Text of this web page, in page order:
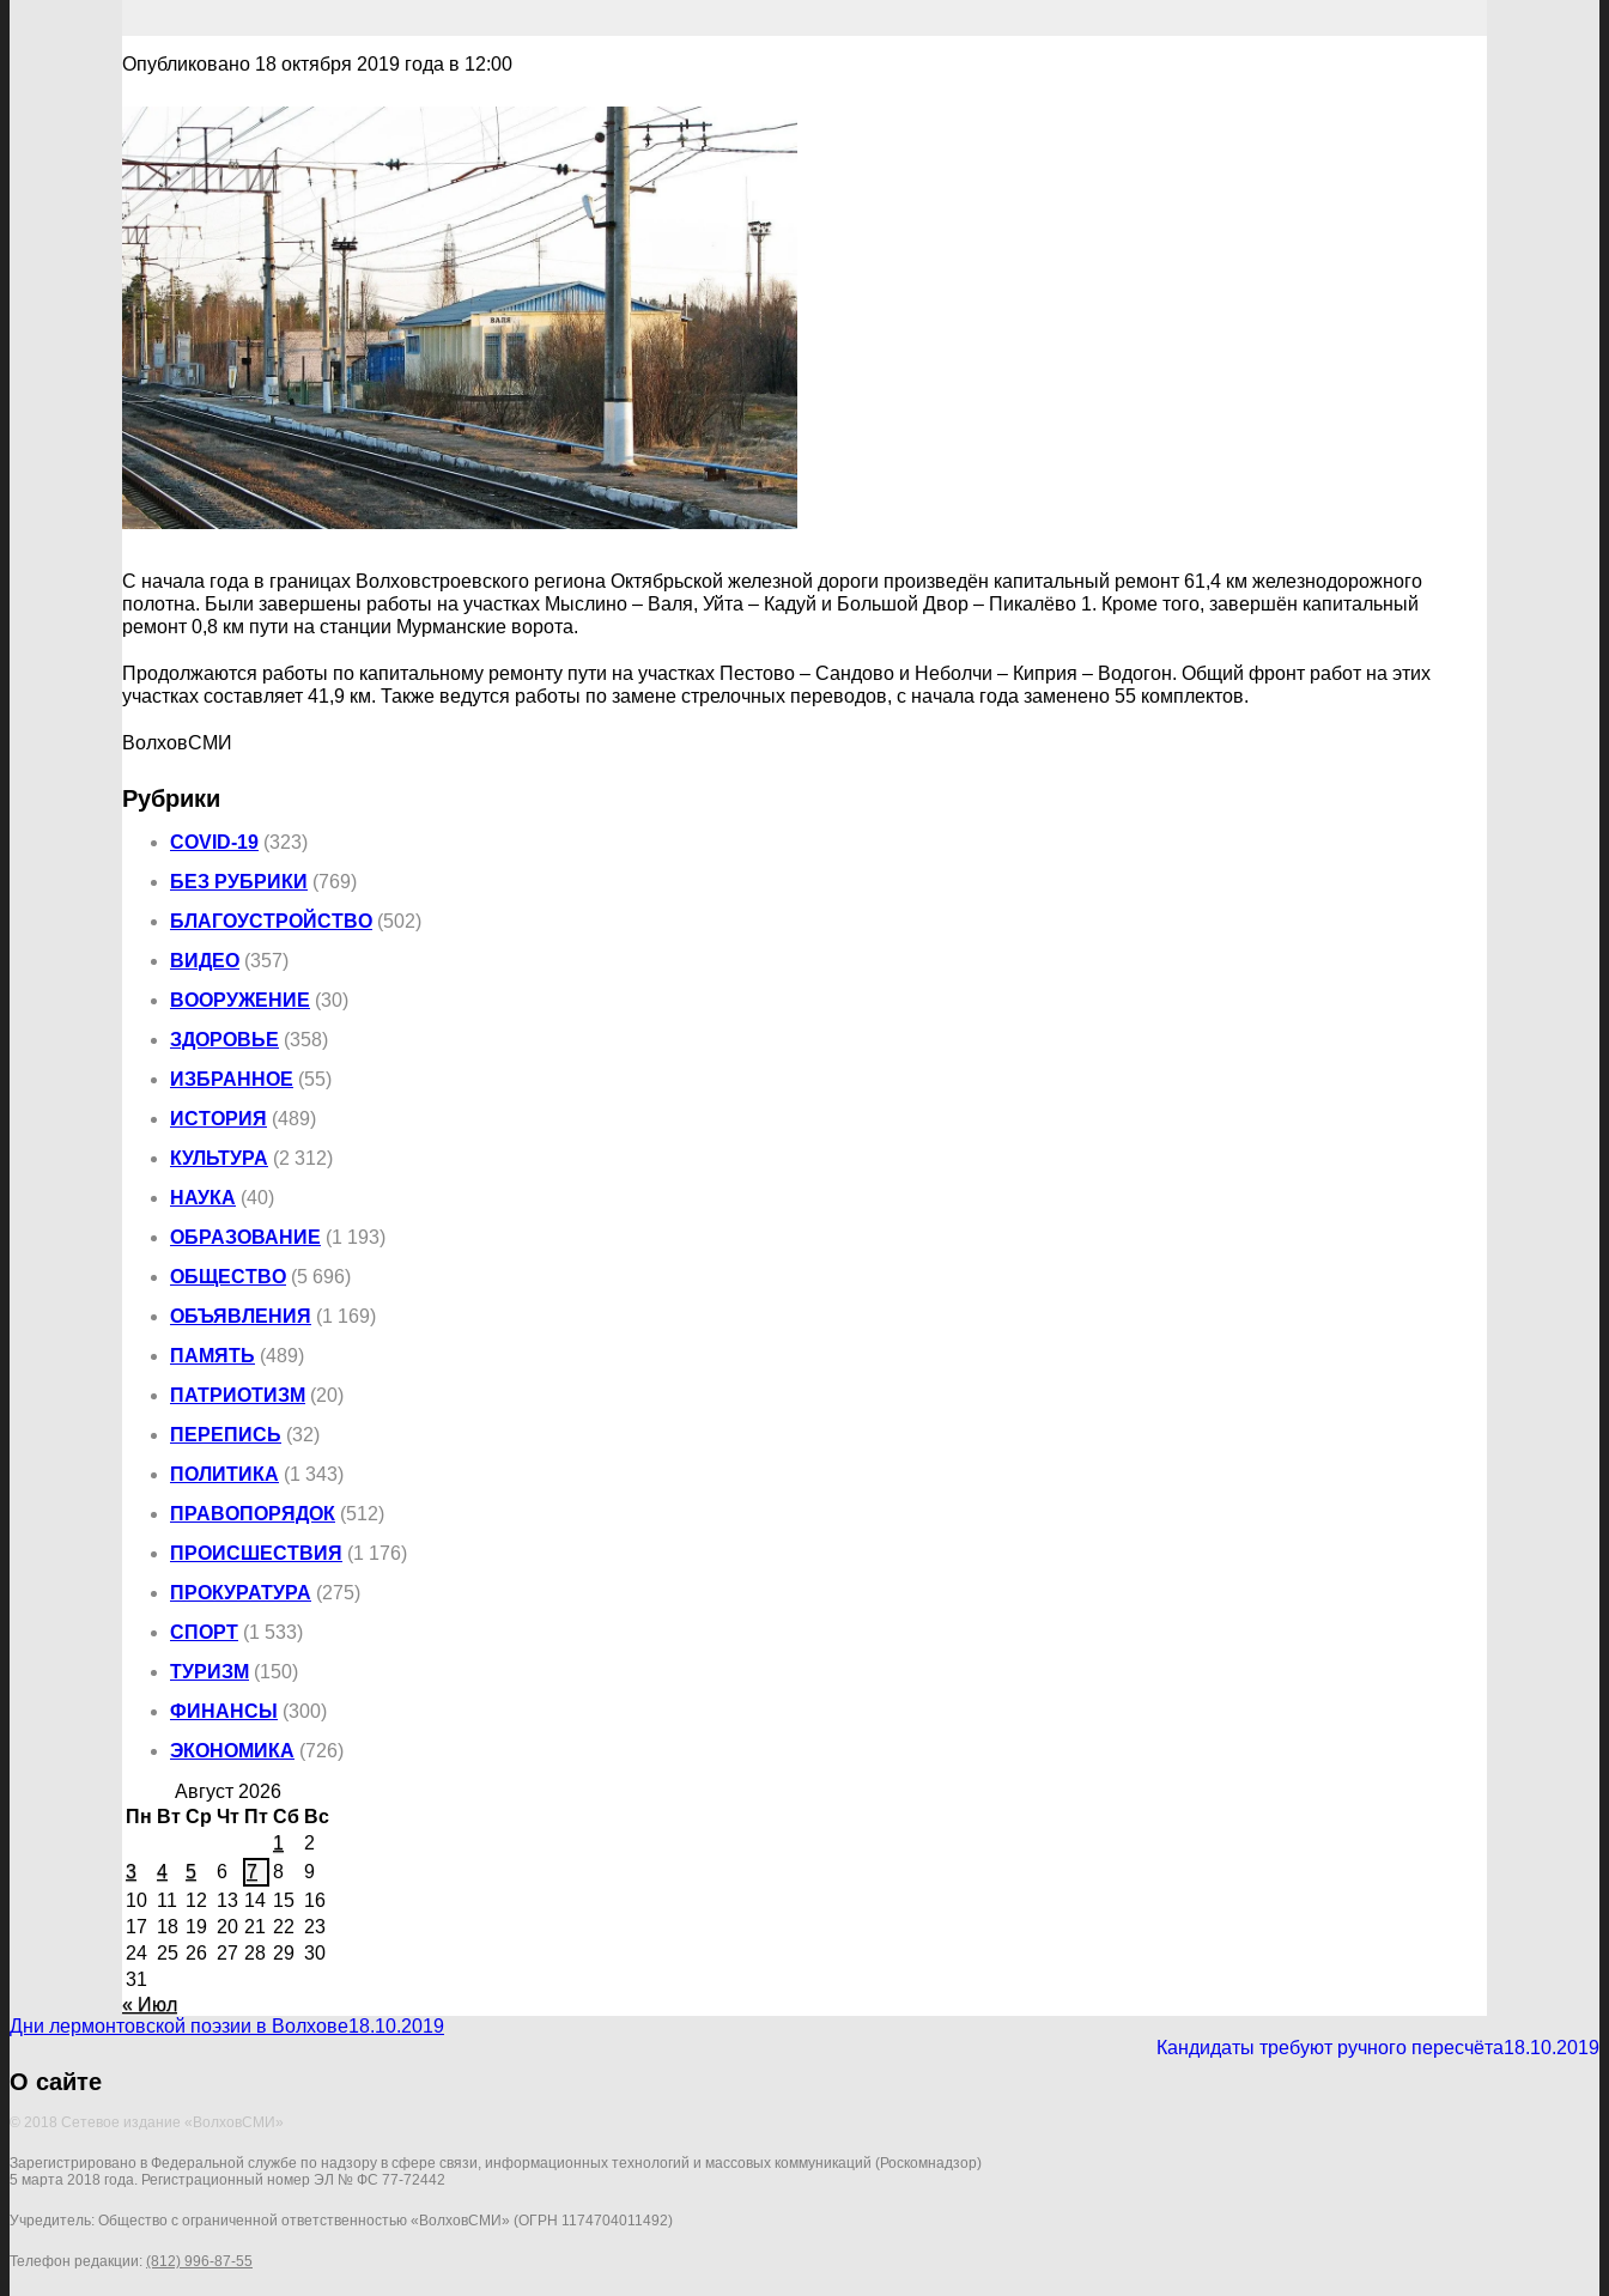
Опубликовано 18 октября 2019 года в 12:00
С начала года в границах Волховстроевского региона Октябрьской железной дороги произведён капитальный ремонт 61,4 км железнодорожного
полотна. Были завершены работы на участках Мыслино – Валя, Уйта – Кадуй и Большой Двор – Пикалёво 1. Кроме того, завершён капитальный
ремонт 0,8 км пути на станции Мурманские ворота.
Продолжаются работы по капитальному ремонту пути на участках Пестово – Сандово и Неболчи – Киприя – Водогон. Общий фронт работ на этих
участках составляет 41,9 км. Также ведутся работы по замене стрелочных переводов, с начала года заменено 55 комплектов.
ВолховСМИ
Рубрики
COVID-19 (323)
БЕЗ РУБРИКИ (769)
БЛАГОУСТРОЙСТВО (502)
ВИДЕО (357)
ВООРУЖЕНИЕ (30)
ЗДОРОВЬЕ (358)
ИЗБРАННОЕ (55)
ИСТОРИЯ (489)
КУЛЬТУРА (2 312)
НАУКА (40)
ОБРАЗОВАНИЕ (1 193)
ОБЩЕСТВО (5 696)
ОБЪЯВЛЕНИЯ (1 169)
ПАМЯТЬ (489)
ПАТРИОТИЗМ (20)
ПЕРЕПИСЬ (32)
ПОЛИТИКА (1 343)
ПРАВОПОРЯДОК (512)
ПРОИСШЕСТВИЯ (1 176)
ПРОКУРАТУРА (275)
СПОРТ (1 533)
ТУРИЗМ (150)
ФИНАНСЫ (300)
ЭКОНОМИКА (726)
Август 2026
Пн Вт Ср Чт Пт Сб Вс
1
2
3
4 5 6 7 8
9
10 11 12 13 14 15 16
17 18 19 20 21 22 23
24 25 26 27 28 29 30
31
« Июл
Дни лермонтовской поэзии в Волхове18.10.2019
Кандидаты требуют ручного пересчёта18.10.2019
О сайте
© 2018 Сетевое издание «ВолховСМИ»
Зарегистрировано в Федеральной службе по надзору в сфере связи, информационных технологий и массовых коммуникаций (Роскомнадзор)
5 марта 2018 года. Регистрационный номер ЭЛ № ФС 77-72442
Учредитель: Общество с ограниченной ответственностью «ВолховСМИ» (ОГРН 1174704011492)
Телефон редакции: (812) 996-87-55